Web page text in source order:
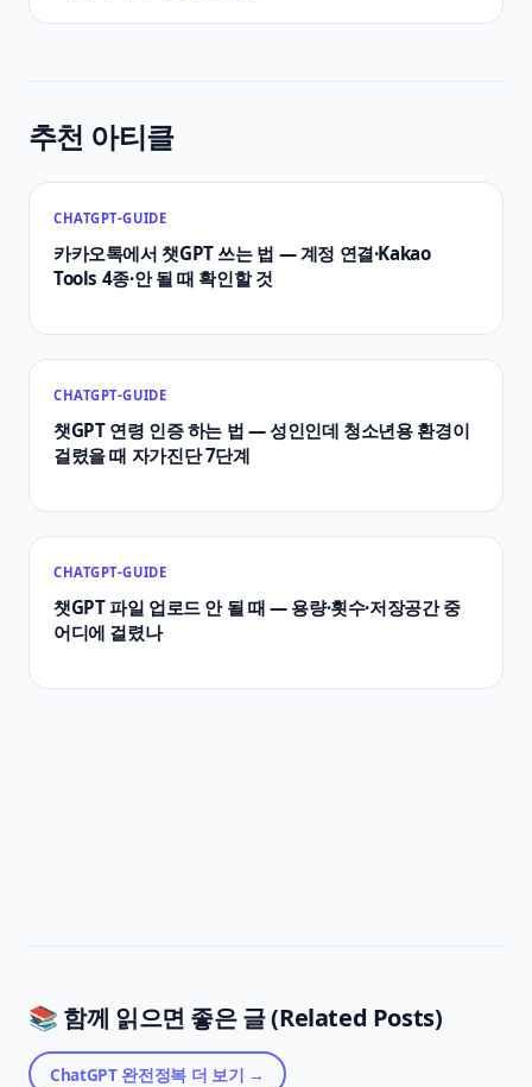
추천 아티클
CHATGPT-GUIDE
카카오톡에서 챗GPT 쓰는 법 — 계정 연결·Kakao
Tools 4종·안 될 때 확인할 것
CHATGPT-GUIDE
챗GPT 연령 인증 하는 법 — 성인인데 청소년용 환경이
걸렸을 때 자가진단 7단계
CHATGPT-GUIDE
챗GPT 파일 업로드 안 될 때 — 용량·횟수·저장공간 중
어디에 걸렸나
📚 함께 읽으면 좋은 글 (Related Posts)
ChatGPT 완전정복 더 보기 →